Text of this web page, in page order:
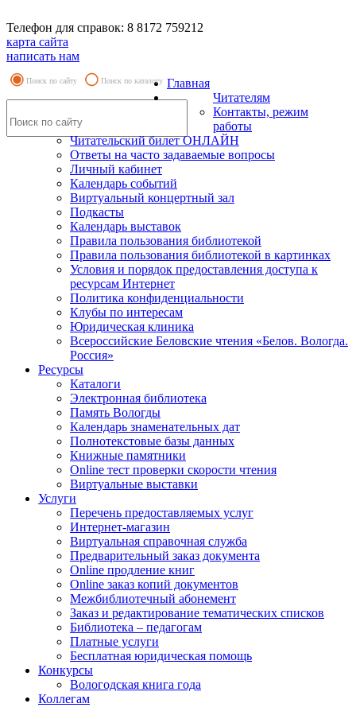
Телефон для справок: 8 8172 759212
карта сайта
написать нам
Поиск по сайту Поиск по каталогу Главная
Читателям
Контакты, режим
работы
Читательский билет ОНЛАЙН
Ответы на часто задаваемые вопросы
Личный кабинет
Календарь событий
Виртуальный концертный зал
Подкасты
Календарь выставок
Правила пользования библиотекой
Правила пользования библиотекой в картинках
Условия и порядок предоставления доступа к
ресурсам Интернет
Политика конфиденциальности
Клубы по интересам
Юридическая клиника
Всероссийские Беловские чтения «Белов. Вологда.
Россия»
Ресурсы
Каталоги
Электронная библиотека
Память Вологды
Календарь знаменательных дат
Полнотекстовые базы данных
Книжные памятники
Online тест проверки скорости чтения
Виртуальные выставки
Услуги
Перечень предоставляемых услуг
Интернет-магазин
Виртуальная справочная служба
Предварительный заказ документа
Online продление книг
Online заказ копий документов
Межбиблиотечный абонемент
Заказ и редактирование тематических списков
Библиотека – педагогам
Платные услуги
Бесплатная юридическая помощь
Конкурсы
Вологодская книга года
Коллегам